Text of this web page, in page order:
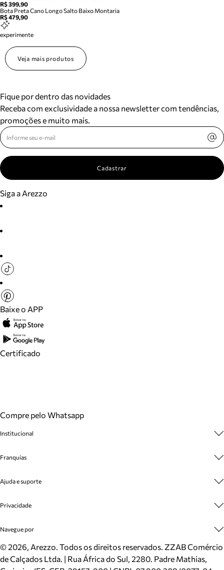
R$ 399,90
Bota Preta Cano Longo Salto Baixo Montaria
R$ 479,90
experimente
Veja mais produtos
Fique por dentro das novidades
Receba com exclusividade a nossa newsletter com tendências,
promoções e muito mais.
Cadastrar
Siga a Arezzo
Baixe o APP
Certificado
Compre pelo Whatsapp
Institucional
Cashback
Venda Corporativa
Mapa do Site
Inverno
Mundo Arezzo
Franquias
Plano de Negócio
Ajuda e suporte
Cadastro
Meus Pedidos
Trocas e Devoluções
Cartão Presente
Privacidade
Politica e Privacidade
Navegue por
Sapatos
Bolsas
©2026, Arezzo. Todos os direitos reservados. ZZAB Comércio
de Calçados Ltda. | Rua África do Sul, 2280. Padre Mathias,